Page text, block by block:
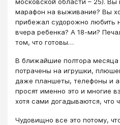
марафон на выживание? Вы
прибежал судорожно любить
вчера ребенка? А 18-ми?
том, что готовы…
В ближайшие полтора месяца
потрачены на игрушки,
даже планшеты, телефоны и
просят именно это и многие
хотя сами догадываются, что
Чудовищно все это потому,